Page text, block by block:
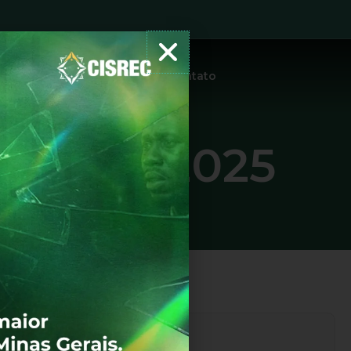
Protocolo Notícias Contato
024/2025